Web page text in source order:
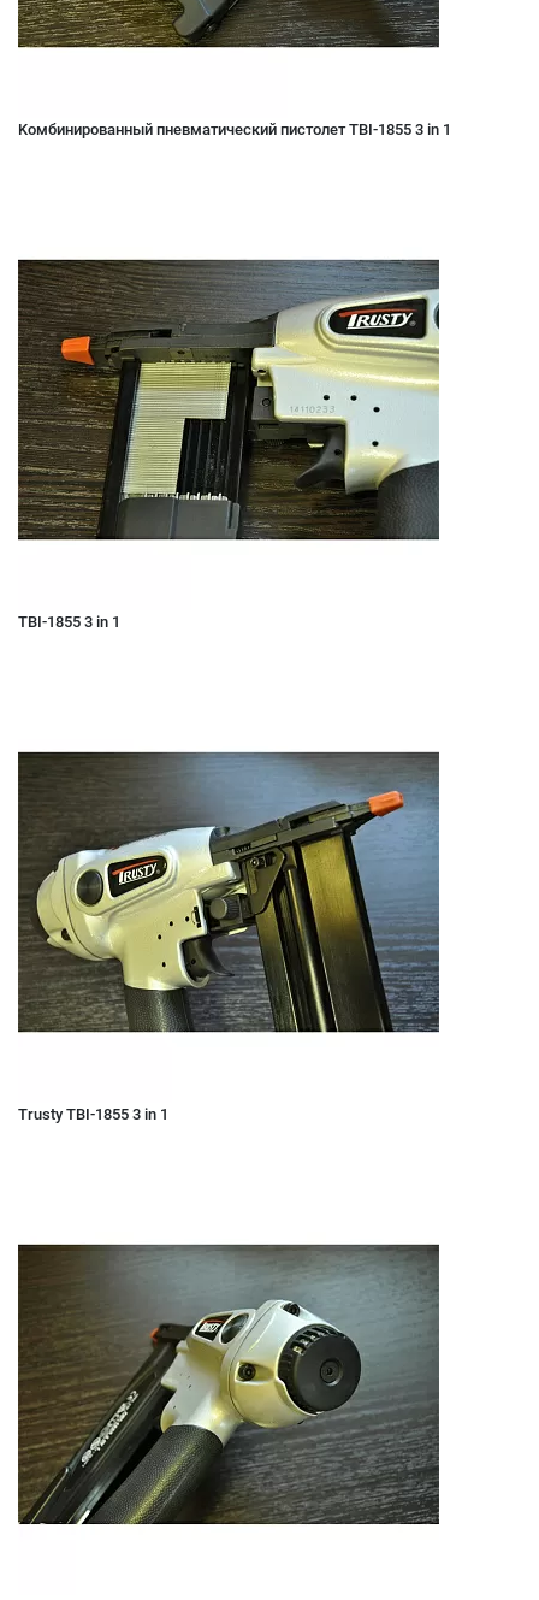
Kомбинированный пневматический пистолет TBI-1855 3 in 1
TBI-1855 3 in 1
Trusty TBI-1855 3 in 1